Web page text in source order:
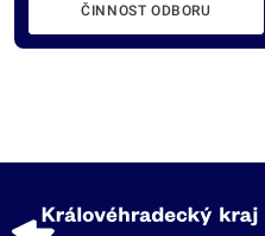
ČINNOST ODBORU